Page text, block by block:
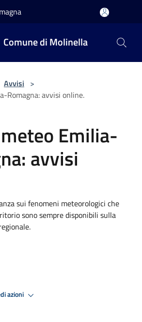
Comune di Molinella
Avvisi >
Romagna: avvisi online.
Emilia-
avvisi
sui fenomeni meteorologici che
sono sempre disponibili sulla
azioni